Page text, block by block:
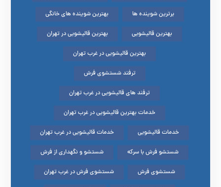
برترین شوینده ها بهترین شوینده های خانگی
بهترین قالیشویی بهترین قالیشویی در تهران
بهترین قالیشویی در غرب تهران
ترفند شستشوی فرش
ترفند های قالیشویی در غرب تهران
خدمات بهترین قالیشویی در غرب تهران
خدمات قالیشویی خدمات قالیشویی در غرب تهران
شستشو فرش با سرکه شستشو و نگهداری از فرش
شستشوی فرش شستشوی فرش در غرب تهران